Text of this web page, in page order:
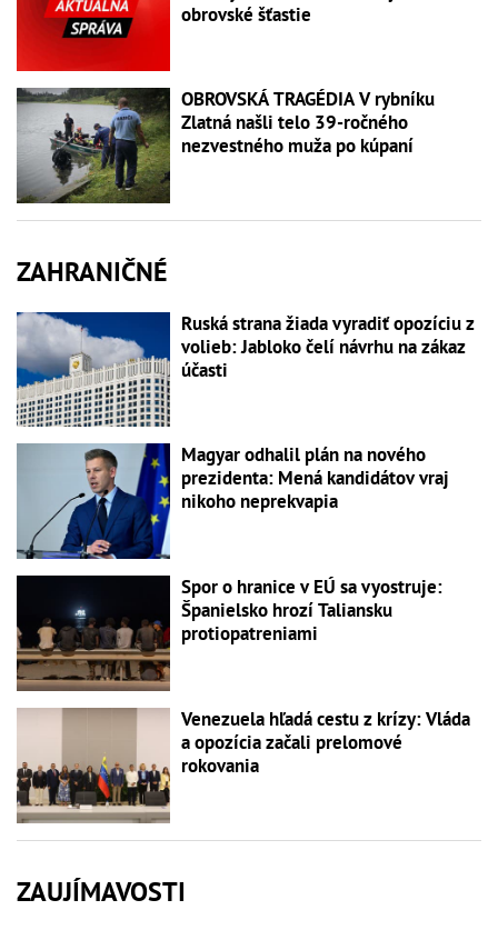
obrovské šťastie
OBROVSKÁ TRAGÉDIA V rybníku
Zlatná našli telo 39-ročného
nezvestného muža po kúpaní
ZAHRANIČNÉ
Ruská strana žiada vyradiť opozíciu z
volieb: Jabloko čelí návrhu na zákaz
účasti
Magyar odhalil plán na nového
prezidenta: Mená kandidátov vraj
nikoho neprekvapia
Spor o hranice v EÚ sa vyostruje:
Španielsko hrozí Taliansku
protiopatreniami
Venezuela hľadá cestu z krízy: Vláda
a opozícia začali prelomové
rokovania
ZAUJÍMAVOSTI